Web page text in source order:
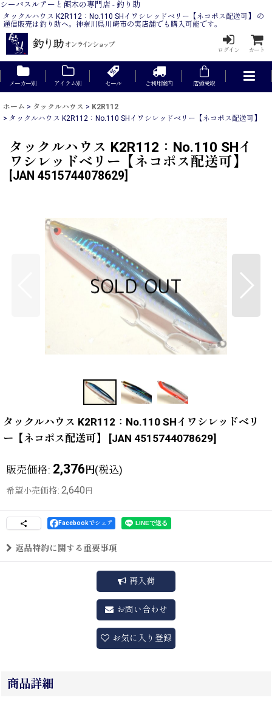
シーバスルアーと餌木の専門店 - 釣り助
タックルハウス K2R112：No.110 SHイワシレッドベリー【ネコポス配送可】 の
通信販売は釣り助へ。神奈川県川崎市の実店舗でも購入可能です。
ログイン カート
メーカー別 アイテム別 セール ご利用案内 店頭受取
ホーム > タックルハウス > K2R112
> タックルハウス K2R112：No.110 SHイワシレッドベリー【ネコポス配送可】
タックルハウス K2R112：No.110 SHイ
ワシレッドベリー【ネコポス配送可】
JAN 4515744078629
タックルハウス K2R112：No.110 SHイワシレッドベリ
ー【ネコポス配送可】
[JAN 4515744078629]
販売価格: 2,376円(税込)
希望小売価格: 2,640 円
Facebookでシェア
返品特約に関する重要事項
再入荷
お問い合わせ
お気に入り登録
商品詳細